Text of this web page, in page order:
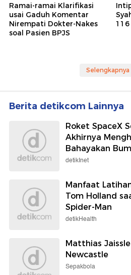
Ramai-ramai Klarifikasi
usai Gaduh Komentar
Nirempati Dokter-Nakes
soal Pasien BPJS
Selengkapnya
Berita detikcom Lainnya
Roket SpaceX
Akhirnya
Bahayakan
detikInet
Manfaat
Tom Holland
Spider-Man
detikHealth
Matthias
Newcastle
Sepakbola